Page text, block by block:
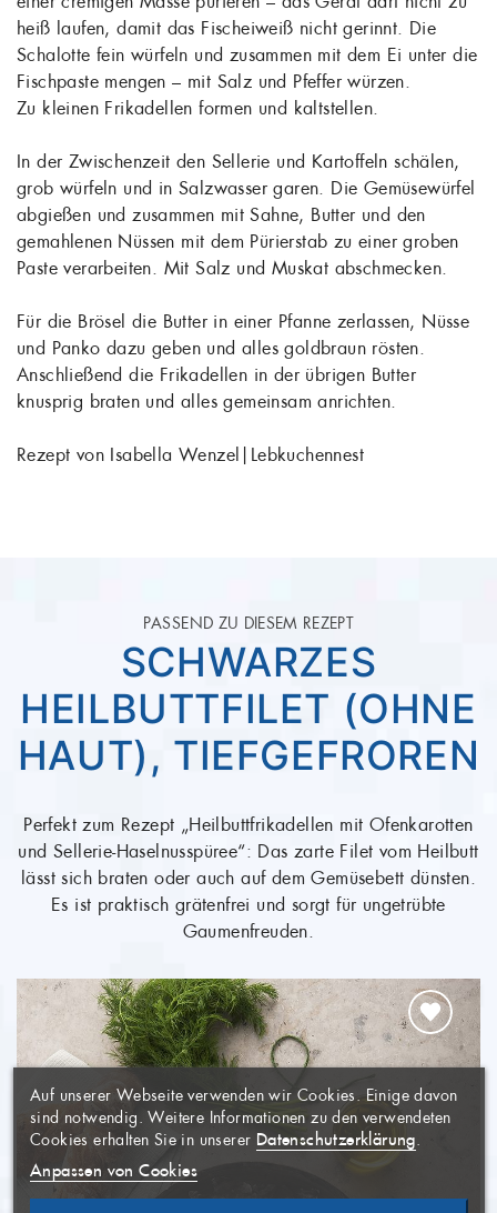
heiß laufen, damit das Fischeiweiß nicht gerinnt. Die
Schalotte fein würfeln und zusammen mit dem Ei unter die
Fischpaste mengen – mit Salz und Pfeffer würzen.
Zu kleinen Frikadellen formen und kaltstellen.
In der Zwischenzeit den Sellerie und Kartoffeln schälen,
grob würfeln und in Salzwasser garen. Die Gemüsewürfel
abgießen und zusammen mit Sahne, Butter und den
gemahlenen Nüssen mit dem Pürierstab zu einer groben
Paste verarbeiten. Mit Salz und Muskat abschmecken.
Für die Brösel die Butter in einer Pfanne zerlassen, Nüsse
und Panko dazu geben und alles goldbraun rösten.
Anschließend die Frikadellen in der übrigen Butter
knusprig braten und alles gemeinsam anrichten.
Rezept von Isabella Wenzel|Lebkuchennest
PASSEND ZU DIESEM REZEPT
SCHWARZES
HEILBUTTFILET (OHNE
HAUT), TIEFGEFROREN
Perfekt zum Rezept „Heilbuttfrikadellen mit Ofenkarotten
und Sellerie-Haselnusspüree“: Das zarte Filet vom Heilbutt
lässt sich braten oder auch auf dem Gemüsebett dünsten.
Es ist praktisch grätenfrei und sorgt für ungetrübte
Gaumenfreuden.
AUF MEINE
WUNSCHLISTE
×
((MODALTITLE)) ×
((confirmMessage))
WUNSCHLISTE
ERSTELLEN
×
Name der Wunschliste
ANMELDEN ×
Sie müssen angemeldet sein, um
Artikel Ihrer Wunschliste
hinzufügen zu können.
Auf unserer Webseite verwenden wir Cookies. Einige davon
sind notwendig. Weitere Informationen zu den verwendeten
Cookies erhalten Sie in unserer Datenschutzerklärung.
Anpassen von Cookies